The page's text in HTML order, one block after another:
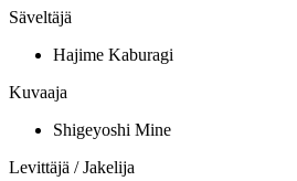
Säveltäjä
Hajime Kaburagi
Kuvaaja
Shigeyoshi Mine
Levittäjä / Jakelija